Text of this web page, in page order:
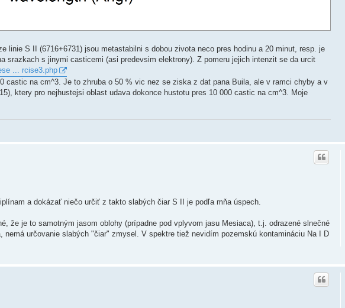
S II (6716+6731) jsou metastabilni s dobou zivota neco pres hodinu a 20 minut, resp. je
srazkach s jinymi casticemi (asi predevsim elektrony). Z pomeru jejich intenzit se da urcit
... rcise3.php
castic na cm^3. Je to zhruba o 50 % vic nez se ziska z dat pana Buila, ale v ramci chyby a v
ktery pro nejhustejsi oblast udava dokonce hustotu pres 10 000 castic na cm^3. Moje
a dokázať niečo určiť z takto slabých čiar S II je podľa mňa úspech.
že je to samotným jasom oblohy (prípadne pod vplyvom jasu Mesiaca), t.j. odrazené slnečné
určovanie slabých "čiar" zmysel. V spektre tiež nevidím pozemskú kontamináciu Na I D